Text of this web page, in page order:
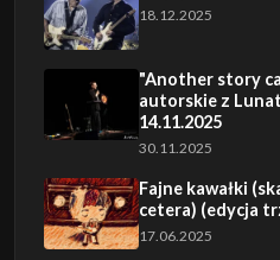
18.12.2025
"Another story
autorskie z
14.11.2025
30.11.2025
Fajne kawałki
cetera) (edycja
17.06.2025